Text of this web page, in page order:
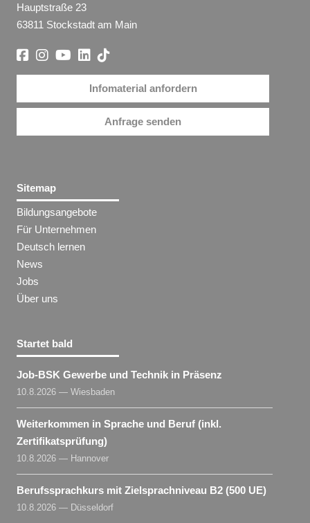
Hauptstraße 23
63811 Stockstadt am Main
Infomaterial anfordern
Anfrage senden
Sitemap
Bildungsangebote
Für Unternehmen
Deutsch lernen
News
Jobs
Über uns
Startet bald
Job-BSK Gewerbe und Technik in Präsenz
10.8.2026 — Wiesbaden
Weiterkommen in Sprache und Beruf (inkl.
Zertifikatsprüfung)
10.8.2026 — Hannover
Berufssprachkurs mit Zielsprachniveau B2 (500 UE)
10.8.2026 — Düsseldorf